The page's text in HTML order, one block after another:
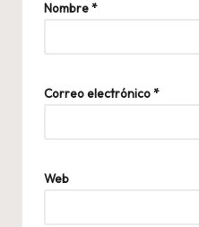
Nombre*
Correo electrónico*
Web